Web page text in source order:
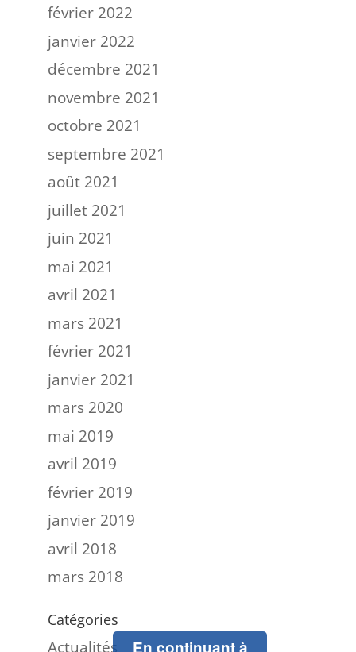
février 2022
janvier 2022
décembre 2021
novembre 2021
octobre 2021
septembre 2021
août 2021
juillet 2021
juin 2021
mai 2021
avril 2021
mars 2021
février 2021
janvier 2021
mars 2020
mai 2019
avril 2019
février 2019
janvier 2019
avril 2018
mars 2018
Catégories
Actualités En continuant à